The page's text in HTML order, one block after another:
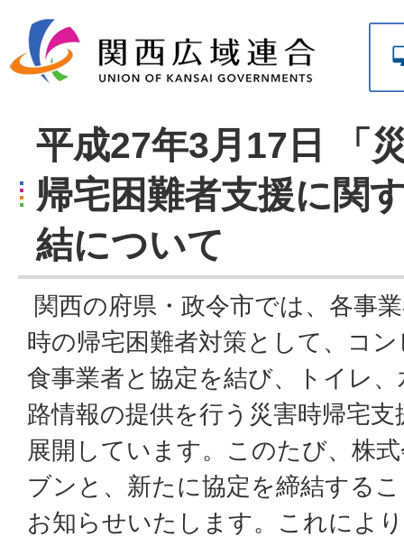
平成27年3月17日 「
帰宅困難者支援に関
結について
関西の府県・政令市では、各事
時の帰宅困難者対策として、コ
食事業者と協定を結び、トイレ
路情報の提供を行う災害時帰宅
展開しています。このたび、株
ブンと、新たに協定を締結する
お知らせいたします。これによ